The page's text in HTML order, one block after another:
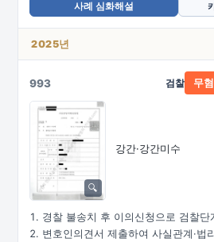
사례 심화해설
2025년
993
강간·강간미수
검찰 무
경찰 불송치 후 이의신청으로 검찰단
변호인의견서 제출하여 사실관계·법